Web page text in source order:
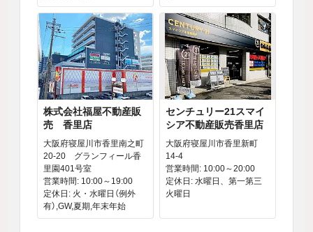
株式会社福屋不動産販
売 香里店
大阪府寝屋川市香里南之町
20-20 グランフィール香
里園401号室
営業時間: 10:00～19:00
定休日: 火・水曜日（例外
有）,GW,夏期,年末年始
センチュリー21スマイ
シア不動産販売香里店
大阪府寝屋川市香里新町
14-4
営業時間: 10:00～20:00
定休日: 水曜日、第一第三
火曜日